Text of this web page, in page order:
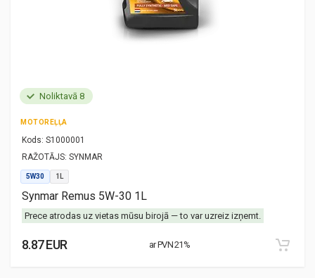
Noliktavā 8
MOTOREĻĻA
Kods: S1000001
RAŽOTĀJS: SYNMAR
5W30 1L
Synmar Remus 5W-30 1L
Prece atrodas uz vietas mūsu birojā — to var uzreiz izņemt.
8.87 EUR ar PVN 21%